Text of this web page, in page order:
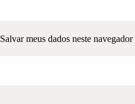
Salvar meus dados neste